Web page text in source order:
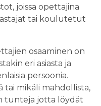
joissa opettajina
tai koulutetut
osaaminen on
eri asiasta ja
persoonia.
tai mikäli mahdollista,
tunteja jotta löydät